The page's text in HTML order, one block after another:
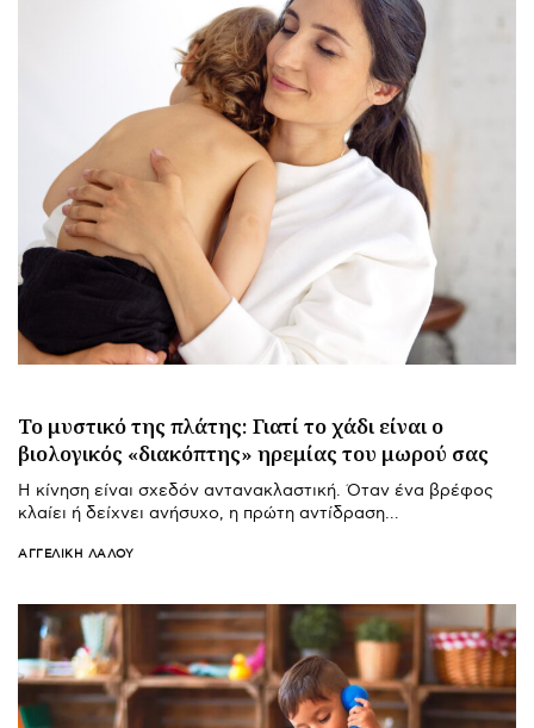
Το μυστικό της πλάτης: Γιατί το χάδι είναι ο
βιολογικός «διακόπτης» ηρεμίας του μωρού σας
Η κίνηση είναι σχεδόν αντανακλαστική. Όταν ένα βρέφος
κλαίει ή δείχνει ανήσυχο, η πρώτη αντίδραση…
ΑΓΓΕΛΙΚΉ ΛΆΛΟΥ